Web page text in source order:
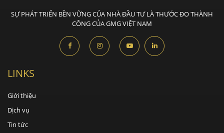
SỰ PHÁT TRIỂN BỀN VỮNG CỦA NHÀ ĐẦU TƯ LÀ THƯỚC ĐO THÀNH
CÔNG CỦA GMG VIỆT NAM
LINKS
Giới thiệu
Dịch vụ
Tin tức